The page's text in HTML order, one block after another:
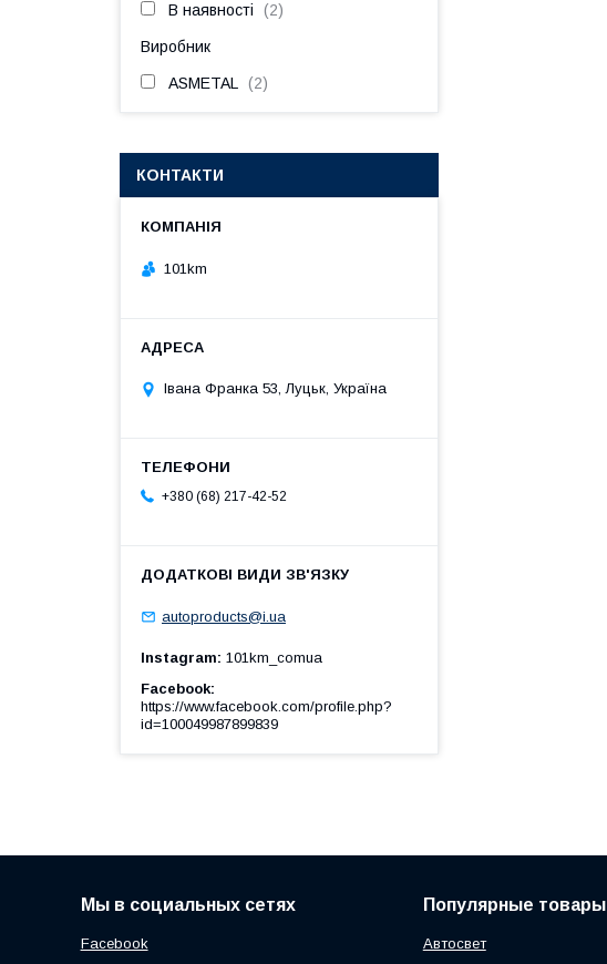
В наявності 2
Виробник
ASMETAL 2
КОНТАКТИ
101km
Івана Франка 53, Луцьк, Україна
+380 (68) 217-42-52
autoproducts@i.ua
Instagram 101km_comua
Facebook
https://www.facebook.com/profile.php?
id=100049987899839
Мы в социальных сетях
Facebook
Популярные товары
Автосвет